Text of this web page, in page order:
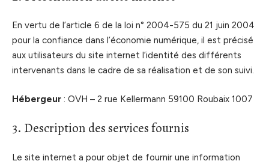
En vertu de l’article 6 de la loi n° 2004-575 du 21 juin 2004
pour la confiance dans l’économie numérique, il est précisé
aux utilisateurs du site internet l’identité des différents
intervenants dans le cadre de sa réalisation et de son suivi.
Hébergeur : OVH – 2 rue Kellermann 59100 Roubaix 1007
3. Description des services fournis
Le site internet a pour objet de fournir une information